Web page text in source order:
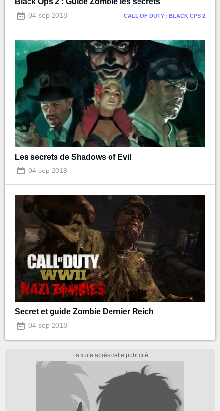
Black Ops 2 : Guide Zombie les secrets
04 sep 2018 CALL OF DUTY : BLACK OPS 2
Les secrets de Shadows of Evil
04 sep 2018
Secret et guide Zombie Dernier Reich
04 sep 2018